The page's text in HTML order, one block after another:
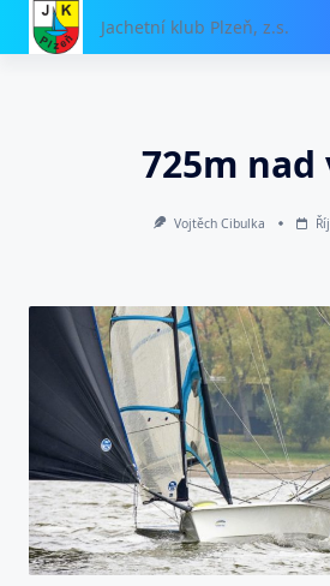
Jachetní klub Plzeň, z.s.
725m nad
Vojtěch Cibulka